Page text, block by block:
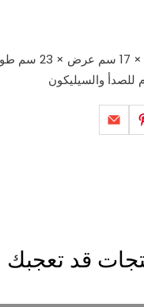
للصدأ والسيليكون
قد تعجبك